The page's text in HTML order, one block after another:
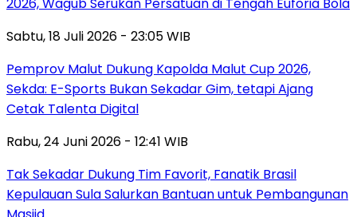
Sabtu, 18 Juli 2026 - 23:05 WIB
Pemprov Malut Dukung Kapolda Malut Cup 2026,
Sekda: E-Sports Bukan Sekadar Gim, tetapi Ajang
Cetak Talenta Digital
Rabu, 24 Juni 2026 - 12:41 WIB
Tak Sekadar Dukung Tim Favorit, Fanatik Brasil
Kepulauan Sula Salurkan Bantuan untuk Pembangunan